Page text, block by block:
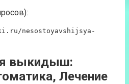
nesostoyavshijsya-
выкидыш:
Лечение